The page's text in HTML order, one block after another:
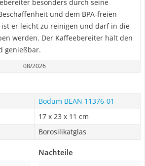
besonders durch seine
und dem BPA-freien
er leicht zu reinigen und darf in die
werden. Der Kaffeebereiter hält den
genießbar.
08/2026
Bodum BEAN 11376-01
17 x 23 x 11 cm
Borosilikatglas
Nachteile